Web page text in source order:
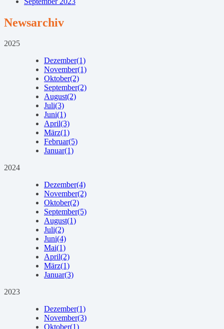
Newsarchiv
2025
Dezember(1)
November(1)
Oktober(2)
September(2)
August(2)
Juli(3)
Juni(1)
April(3)
März(1)
Februar(5)
Januar(1)
2024
Dezember(4)
November(2)
Oktober(2)
September(5)
August(1)
Juli(2)
Juni(4)
Mai(1)
April(2)
März(1)
Januar(3)
2023
Dezember(1)
November(3)
Oktober(1)